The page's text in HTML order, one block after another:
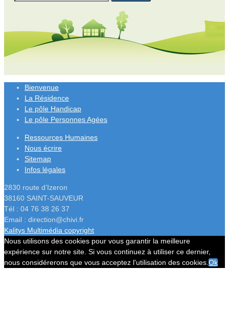
Bienvenue
La Résidence
Le pôle Handicap
Le pôle Personnes Agées
Ressources Humaines
Nous écrire
Sitemap
Infos légales
2830 route d’Izeron
38160 SAINT-SAUVEUR
Tél : 04 76 38 26 37
Email : direction@chivi.fr
Kalitys Multimédia copyright
Nous utilisons des cookies pour vous garantir la meilleure
expérience sur notre site. Si vous continuez à utiliser ce dernier,
nous considérerons que vous acceptez l'utilisation des cookies.Ok